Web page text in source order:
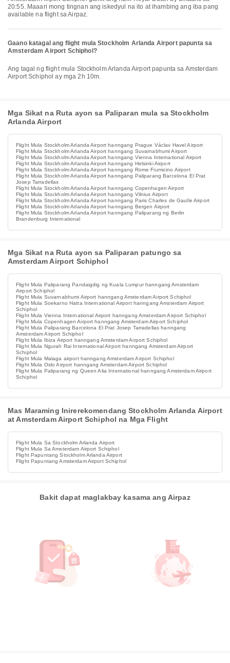
20:55. Maaari mong tingnan ang iskedyul na ito at ihambing ang iba pang
available na flight sa Airpaz.
Gaano katagal ang flight mula Stockholm Arlanda Airport papunta sa
Amsterdam Airport Schiphol?
Ang tagal ng flight mula Stockholm Arlanda Airport papunta sa Amsterdam
Airport Schiphol ay mga 2h 10m.
Mga Sikat na Ruta ayon sa Paliparan mula sa Stockholm
Arlanda Airport
Flight Mula Stockholm Arlanda Airport hanngang Prague Václav Havel Airport
Flight Mula Stockholm Arlanda Airport hanngang Suvarnabhumi Airport
Flight Mula Stockholm Arlanda Airport hanngang Vienna International Airport
Flight Mula Stockholm Arlanda Airport hanngang Helsinki Airport
Flight Mula Stockholm Arlanda Airport hanngang Rome Fiumicino Airport
Flight Mula Stockholm Arlanda Airport hanngang Paliparang Barcelona El Prat
Josep Tarradellas
Flight Mula Stockholm Arlanda Airport hanngang Copenhagen Airport
Flight Mula Stockholm Arlanda Airport hanngang Vilnius Airport
Flight Mula Stockholm Arlanda Airport hanngang Paris Charles de Gaulle Airport
Flight Mula Stockholm Arlanda Airport hanngang Bergen Airport
Flight Mula Stockholm Arlanda Airport hanngang Paliparang ng Berlin
Brandenburg International
Mga Sikat na Ruta ayon sa Paliparan patungo sa
Amsterdam Airport Schiphol
Flight Mula Paliparang Pandaigdig ng Kuala Lumpur hanngang Amsterdam
Airport Schiphol
Flight Mula Suvarnabhumi Airport hanngang Amsterdam Airport Schiphol
Flight Mula Soekarno Hatta International Airport hanngang Amsterdam Airport
Schiphol
Flight Mula Vienna International Airport hanngang Amsterdam Airport Schiphol
Flight Mula Copenhagen Airport hanngang Amsterdam Airport Schiphol
Flight Mula Paliparang Barcelona El Prat Josep Tarradellas hanngang
Amsterdam Airport Schiphol
Flight Mula Ibiza Airport hanngang Amsterdam Airport Schiphol
Flight Mula Ngurah Rai International Airport hanngang Amsterdam Airport
Schiphol
Flight Mula Malaga airport hanngang Amsterdam Airport Schiphol
Flight Mula Oslo Airport hanngang Amsterdam Airport Schiphol
Flight Mula Paliparang ng Queen Alia International hanngang Amsterdam Airport
Schiphol
Mas Maraming Inirerekomendang Stockholm Arlanda Airport
at Amsterdam Airport Schiphol na Mga Flight
Flight Mula Sa Stockholm Arlanda Airport
Flight Mula Sa Amsterdam Airport Schiphol
Flight Papuntang Stockholm Arlanda Airport
Flight Papuntang Amsterdam Airport Schiphol
Bakit dapat maglakbay kasama ang Airpaz